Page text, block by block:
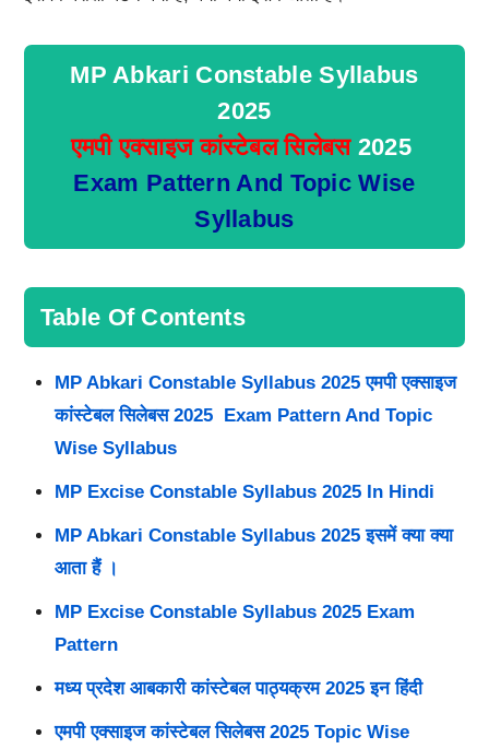
MP Abkari Constable Syllabus
2025
एमपी एक्साइज कांस्टेबल सिलेबस2025
Exam Pattern And Topic Wise
Syllabus
Table Of Contents
MP Abkari Constable Syllabus 2025 एमपी एक्साइज
कांस्टेबल सिलेबस 2025 Exam Pattern And Topic
Wise Syllabus
MP Excise Constable Syllabus 2025 In Hindi
MP Abkari Constable Syllabus 2025 इसमें क्या क्या
आता हैं ।
MP Excise Constable Syllabus 2025 Exam
Pattern
मध्य प्रदेश आबकारी कांस्टेबल पाठ्यक्रम 2025 इन हिंदी
एमपी एक्साइज कांस्टेबल सिलेबस 2025 Topic Wise